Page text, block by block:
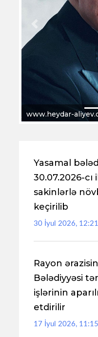
www.mehriban-
Previous
Yasamal
30.07.2026-
sakinlərlə
keçirilib
30 İyul 2026, 12:21
Rayon
Bələdiyyəsi
işlərinin
etdirilir
17 İyul 2026, 11:15